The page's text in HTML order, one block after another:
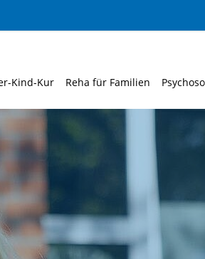
Kind-Kur Reha für Familien